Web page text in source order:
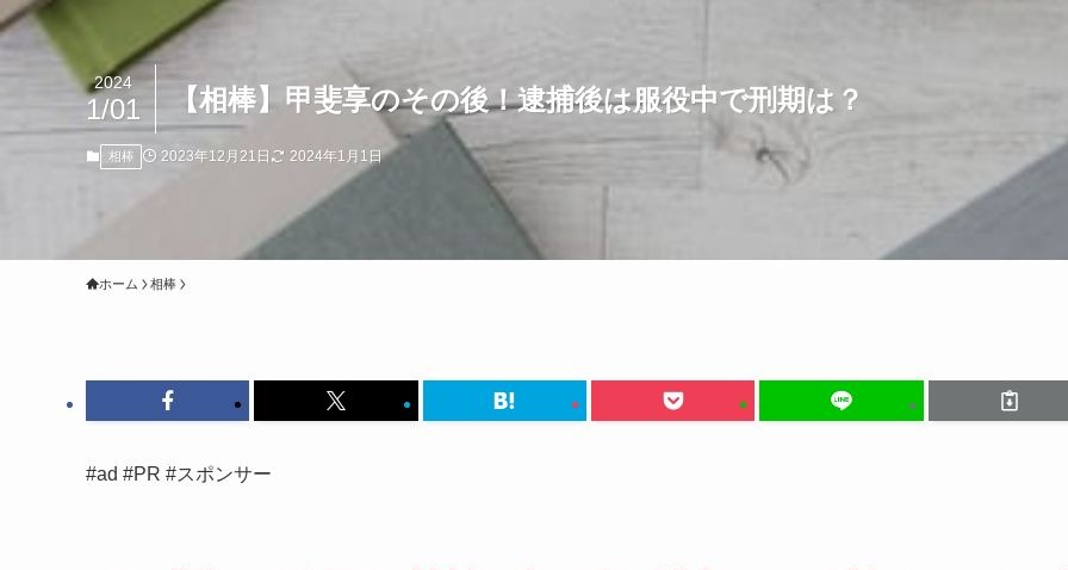
【相棒】甲斐享のその後！逮捕後は服役中で刑期は？
2024
1/01
相棒 2023年12月21日 2024年1月1日
ホーム 相棒
#ad #PR #スポンサー